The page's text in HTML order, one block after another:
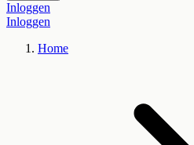
Inloggen
Inloggen
Home